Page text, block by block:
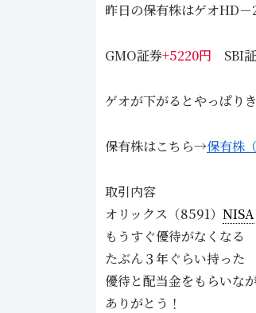
昨日の保有株はゲオHD
GMO証券+5220円 SBI
ゲオが下がるとやっぱり
保有株はこちら→保有株
取引内容
オリックス（8591） NISA
もうすぐ優待がなくなる
たぶん３年ぐらい持った
優待と配当金をもらいな
ありがとう！